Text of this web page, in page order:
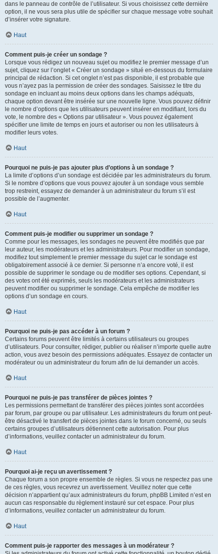
dans le panneau de contrôle de l’utilisateur. Si vous choisissez cette dernière
option, il ne vous sera plus utile de spécifier sur chaque message votre souhait
d’insérer votre signature.
Haut
Comment puis-je créer un sondage ?
Lorsque vous rédigez un nouveau sujet ou modifiez le premier message d’un
sujet, cliquez sur l’onglet « Créer un sondage » situé en-dessous du formulaire
principal de rédaction. Si cet onglet n’est pas disponible, il est probable que
vous n’ayez pas la permission de créer des sondages. Saisissez le titre du
sondage en incluant au moins deux options dans les champs adéquats,
chaque option devant être insérée sur une nouvelle ligne. Vous pouvez définir
le nombre d’options que les utilisateurs peuvent insérer en modifiant, lors du
vote, le nombre des « Options par utilisateur ». Vous pouvez également
spécifier une limite de temps en jours et autoriser ou non les utilisateurs à
modifier leurs votes.
Haut
Pourquoi ne puis-je pas ajouter plus d’options à un sondage ?
La limite d’options d’un sondage est décidée par les administrateurs du forum.
Si le nombre d’options que vous pouvez ajouter à un sondage vous semble
trop restreint, essayez de demander à un administrateur du forum s’il est
possible de l’augmenter.
Haut
Comment puis-je modifier ou supprimer un sondage ?
Comme pour les messages, les sondages ne peuvent être modifiés que par
leur auteur, les modérateurs et les administrateurs. Pour modifier un sondage,
modifiez tout simplement le premier message du sujet car le sondage est
obligatoirement associé à ce dernier. Si personne n’a encore voté, il est
possible de supprimer le sondage ou de modifier ses options. Cependant, si
des votes ont été exprimés, seuls les modérateurs et les administrateurs
peuvent modifier ou supprimer le sondage. Cela empêche de modifier les
options d’un sondage en cours.
Haut
Pourquoi ne puis-je pas accéder à un forum ?
Certains forums peuvent être limités à certains utilisateurs ou groupes
d’utilisateurs. Pour consulter, rédiger, publier ou réaliser n’importe quelle autre
action, vous avez besoin des permissions adéquates. Essayez de contacter un
modérateur ou un administrateur du forum afin de lui demander un accès.
Haut
Pourquoi ne puis-je pas transférer de pièces jointes ?
Les permissions permettant de transférer des pièces jointes sont accordées
par forum, par groupe ou par utilisateur. Les administrateurs du forum ont peut-
être désactivé le transfert de pièces jointes dans le forum concerné, ou seuls
certains groupes d’utilisateurs détiennent cette autorisation. Pour plus
d’informations, veuillez contacter un administrateur du forum.
Haut
Pourquoi ai-je reçu un avertissement ?
Chaque forum a son propre ensemble de règles. Si vous ne respectez pas une
de ces règles, vous recevrez un avertissement. Veuillez noter que cette
décision n’appartient qu’aux administrateurs du forum, phpBB Limited n’est en
aucun cas responsable du règlement instauré sur cet espace. Pour plus
d’informations, veuillez contacter un administrateur du forum.
Haut
Comment puis-je rapporter des messages à un modérateur ?